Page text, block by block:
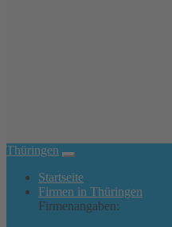
Thüringen
Startseite
Firmen in Thüringen
Firmenangaben: